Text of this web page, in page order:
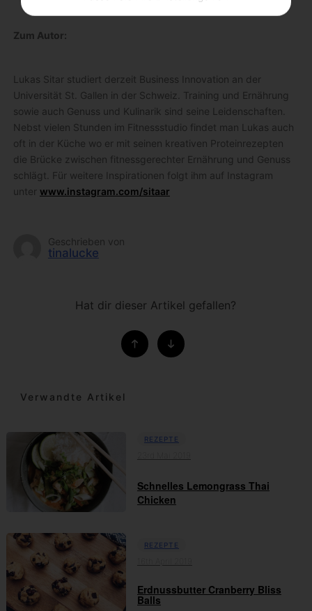
Zum Autor:
Lukas Sitar studiert derzeit Business Innovation an der
Universität St. Gallen in der Schweiz. Training und Ernährung
sowie auch Genuss und Kulinarik sind seine Leidenschaften.
Nebst vielen Stunden im Fitnessstudio findet man Lukas auch
oft in der Küche wo er mit seinen kreativen Proteinrezepten
die Brücke zwischen fitnessgerechter Ernährung und Genuss
schlägt. Für weitere Inspirationen folgt ihm auf Instagram
unter www.instagram.com/sitaar
Geschrieben von
tinalucke
Hat dir dieser Artikel gefallen?
Verwandte Artikel
REZEPTE
Schnelles Lemongrass Thai
Chicken
REZEPTE
Erdnussbutter Cranberry Bliss
Balls